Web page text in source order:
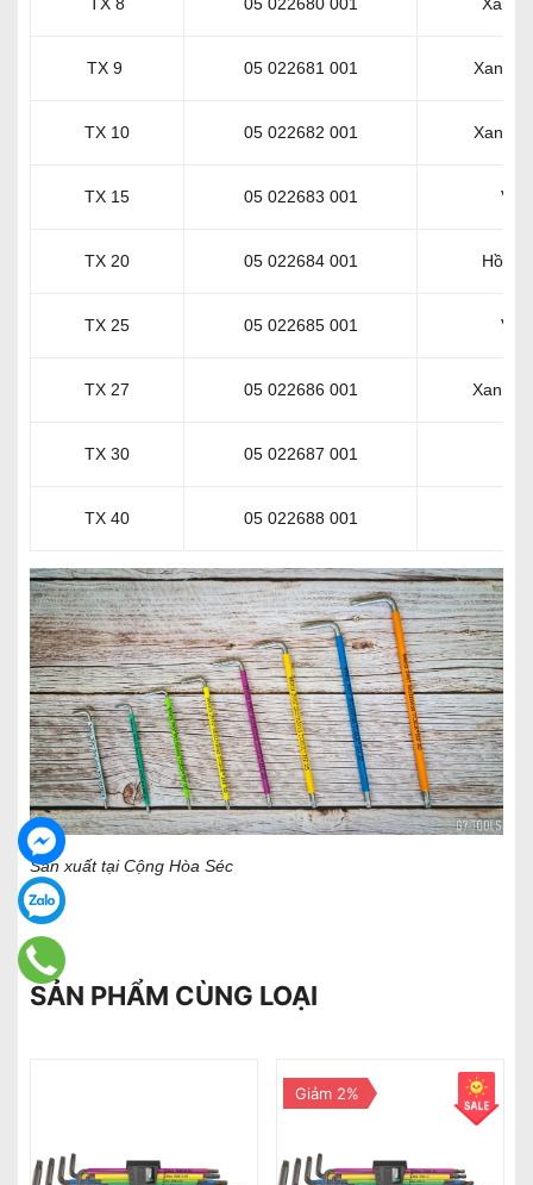
TX 9 05 022681 001 Xanh
TX 10 05 022682 001 Xanh
TX 15 05 022683 001
TX 20 05 022684 001 Hồng
TX 25 05 022685 001
TX 27 05 022686 001 Xanh
TX 30 05 022687 001
TX 40 05 022688 001
Sản xuất tại Cộng Hòa Séc
SẢN PHẨM CÙNG LOẠI
Giảm 2%